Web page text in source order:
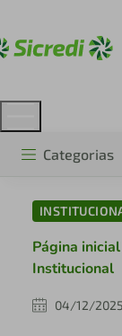
Categorias
Página inicial
Institucional
04/12/2025